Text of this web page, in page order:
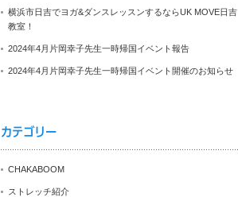
横浜市日吉でヨガ&ダンスレッスンするならUK MOVE日吉
教室！
2024年4月片岡幸子先生一時帰国イベント報告
2024年4月片岡幸子先生一時帰国イベント開催のお知らせ
カテゴリー
CHAKABOOM
ストレッチ紹介